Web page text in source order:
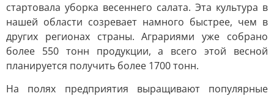
стартовала уборка весеннего салата. Эта культура в
нашей области созревает намного быстрее, чем в
других регионах страны. Аграриями уже собрано
более 550 тонн продукции, а всего этой весной
планируется получить более 1700 тонн.
На полях предприятия выращивают популярные